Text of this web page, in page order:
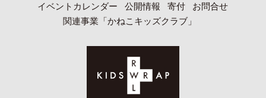
イベントカレンダー
公開情報 寄付
お問合せ
関連事業「かねこキッズクラブ」